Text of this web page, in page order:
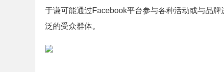
于谦可能通过Facebook平台参与各种活动或与品
泛的受众群体。